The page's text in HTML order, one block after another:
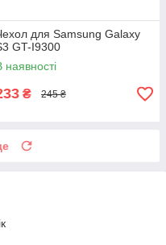
для Samsung Galaxy
GT-I9300
наявності
₴ 245 ₴